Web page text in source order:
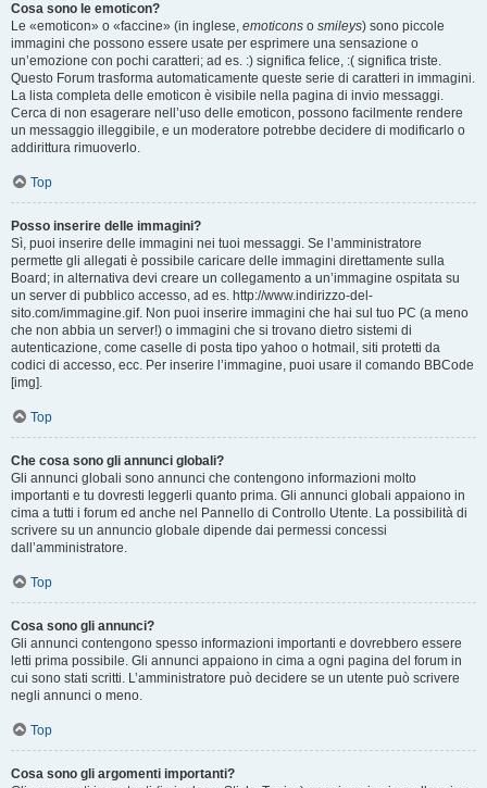
Cosa sono le emoticon?
Le «emoticon» o «faccine» (in inglese, emoticons o smileys) sono piccole
immagini che possono essere usate per esprimere una sensazione o
un’emozione con pochi caratteri; ad es. :) significa felice, :( significa triste.
Questo Forum trasforma automaticamente queste serie di caratteri in immagini.
La lista completa delle emoticon è visibile nella pagina di invio messaggi.
Cerca di non esagerare nell’uso delle emoticon, possono facilmente rendere
un messaggio illeggibile, e un moderatore potrebbe decidere di modificarlo o
addirittura rimuoverlo.
Top
Posso inserire delle immagini?
Sì, puoi inserire delle immagini nei tuoi messaggi. Se l’amministratore
permette gli allegati è possibile caricare delle immagini direttamente sulla
Board; in alternativa devi creare un collegamento a un’immagine ospitata su
un server di pubblico accesso, ad es. http://www.indirizzo-del-
sito.com/immagine.gif. Non puoi inserire immagini che hai sul tuo PC (a meno
che non abbia un server!) o immagini che si trovano dietro sistemi di
autenticazione, come caselle di posta tipo yahoo o hotmail, siti protetti da
codici di accesso, ecc. Per inserire l’immagine, puoi usare il comando BBCode
[img].
Top
Che cosa sono gli annunci globali?
Gli annunci globali sono annunci che contengono informazioni molto
importanti e tu dovresti leggerli quanto prima. Gli annunci globali appaiono in
cima a tutti i forum ed anche nel Pannello di Controllo Utente. La possibilità di
scrivere su un annuncio globale dipende dai permessi concessi
dall’amministratore.
Top
Cosa sono gli annunci?
Gli annunci contengono spesso informazioni importanti e dovrebbero essere
letti prima possibile. Gli annunci appaiono in cima a ogni pagina del forum in
cui sono stati scritti. L’amministratore può decidere se un utente può scrivere
negli annunci o meno.
Top
Cosa sono gli argomenti importanti?